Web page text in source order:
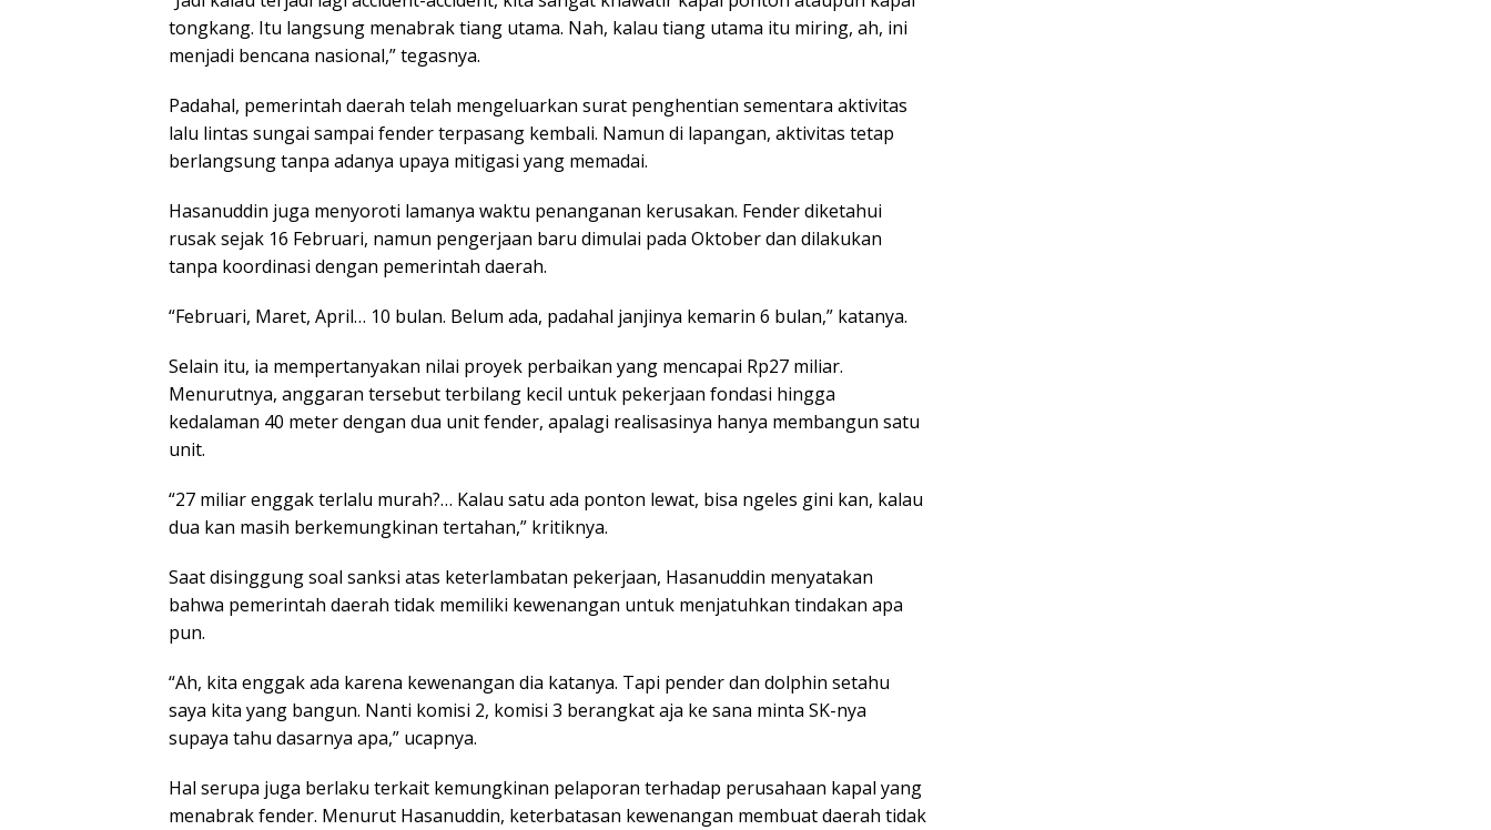
tongkang. Itu langsung menabrak tiang utama. Nah, kalau tiang utama itu miring, ah, ini
menjadi bencana nasional,” tegasnya.
Padahal, pemerintah daerah telah mengeluarkan surat penghentian sementara aktivitas
lalu lintas sungai sampai fender terpasang kembali. Namun di lapangan, aktivitas tetap
berlangsung tanpa adanya upaya mitigasi yang memadai.
Hasanuddin juga menyoroti lamanya waktu penanganan kerusakan. Fender diketahui
rusak sejak 16 Februari, namun pengerjaan baru dimulai pada Oktober dan dilakukan
tanpa koordinasi dengan pemerintah daerah.
“Februari, Maret, April… 10 bulan. Belum ada, padahal janjinya kemarin 6 bulan,” katanya.
Selain itu, ia mempertanyakan nilai proyek perbaikan yang mencapai Rp27 miliar.
Menurutnya, anggaran tersebut terbilang kecil untuk pekerjaan fondasi hingga
kedalaman 40 meter dengan dua unit fender, apalagi realisasinya hanya membangun satu
unit.
“27 miliar enggak terlalu murah?… Kalau satu ada ponton lewat, bisa ngeles gini kan, kalau
dua kan masih berkemungkinan tertahan,” kritiknya.
Saat disinggung soal sanksi atas keterlambatan pekerjaan, Hasanuddin menyatakan
bahwa pemerintah daerah tidak memiliki kewenangan untuk menjatuhkan tindakan apa
pun.
“Ah, kita enggak ada karena kewenangan dia katanya. Tapi pender dan dolphin setahu
saya kita yang bangun. Nanti komisi 2, komisi 3 berangkat aja ke sana minta SK-nya
supaya tahu dasarnya apa,” ucapnya.
Hal serupa juga berlaku terkait kemungkinan pelaporan terhadap perusahaan kapal yang
menabrak fender. Menurut Hasanuddin, keterbatasan kewenangan membuat daerah tidak